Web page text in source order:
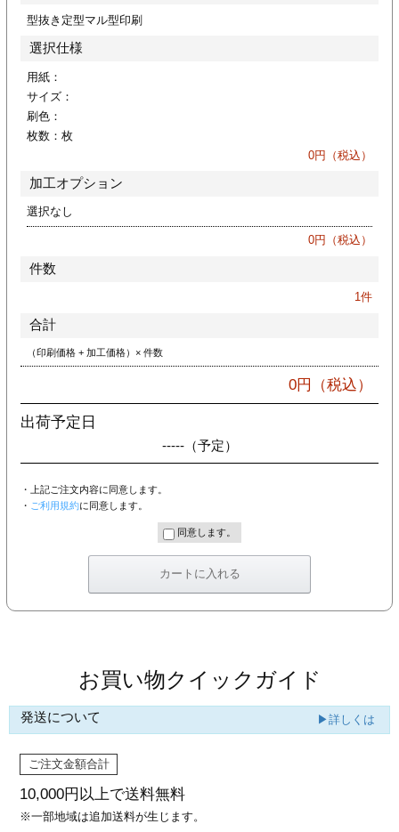
加工
リーブ
型抜き定型マル型印刷
選択仕様
用紙：
サイズ：
刷色：
枚数： 枚
0円（税込）
加工オプション
選択なし
0円（税込）
件数
1件
合計
（印刷価格 + 加工価格）× 件数
0円（税込）
出荷予定日
-----（予定）
・上記ご注文内容に同意します。
・ ご利用規約に同意します。
同意します。
お買い物クイックガイド
発送について ▶詳しくは
ご注文金額合計
10,000円以上で送料無料
※一部地域は追加送料が生じます。